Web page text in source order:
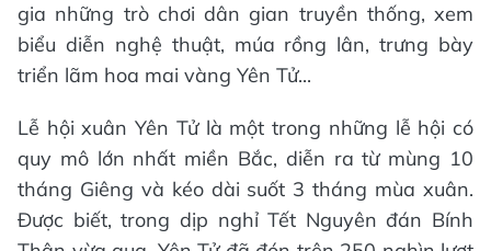
gia những trò chơi dân gian truyền thống, xem
biểu diễn nghệ thuật, múa rồng lân, trưng bày
triển lãm hoa mai vàng Yên Tử...
Lễ hội xuân Yên Tử là một trong những lễ hội có
quy mô lớn nhất miền Bắc, diễn ra từ mùng 10
tháng Giêng và kéo dài suốt 3 tháng mùa xuân.
Được biết, trong dịp nghỉ Tết Nguyên đán Bính